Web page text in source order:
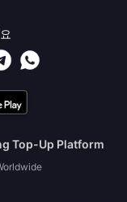
Top-Up Platform